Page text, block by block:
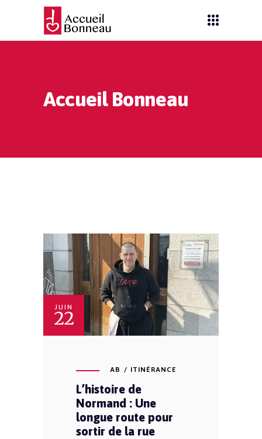
Accueil Bonneau
JUIN
22
AB ITINÉRANCE
L’histoire de
Normand : Une
longue route pour
sortir de la rue